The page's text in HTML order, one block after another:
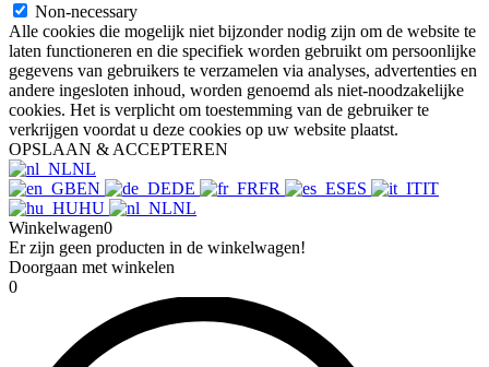
Non-necessary
Alle cookies die mogelijk niet bijzonder nodig zijn om de website te
laten functioneren en die specifiek worden gebruikt om persoonlijke
gegevens van gebruikers te verzamelen via analyses, advertenties en
andere ingesloten inhoud, worden genoemd als niet-noodzakelijke
cookies. Het is verplicht om toestemming van de gebruiker te
verkrijgen voordat u deze cookies op uw website plaatst.
OPSLAAN & ACCEPTEREN
NL
EN
DE FR ES
IT
HU
NL
Winkelwagen0
Er zijn geen producten in de winkelwagen!
Doorgaan met winkelen
0